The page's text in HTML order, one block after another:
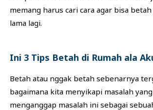
memang harus cari cara agar bisa
lama lagi.
Ini 3 Tips Betah di Rumah ala
Betah atau nggak betah sebenarnya
bagaimana kita menyikapi masalah
menganggap masalah ini sebagai